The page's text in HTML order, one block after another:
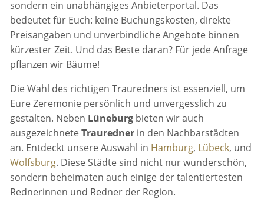
sondern ein unabhängiges Anbieterportal. Das
bedeutet für Euch: keine Buchungskosten, direkte
Preisangaben und unverbindliche Angebote binnen
kürzester Zeit. Und das Beste daran? Für jede Anfrage
pflanzen wir Bäume!
Die Wahl des richtigen Trauredners ist essenziell, um
Eure Zeremonie persönlich und unvergesslich zu
gestalten. Neben Lüneburg bieten wir auch
ausgezeichneteTrauredner in den Nachbarstädten
an. Entdeckt unsere Auswahl in Hamburg, Lübeck, und
Wolfsburg. Diese Städte sind nicht nur wunderschön,
sondern beheimaten auch einige der talentiertesten
Rednerinnen und Redner der Region.